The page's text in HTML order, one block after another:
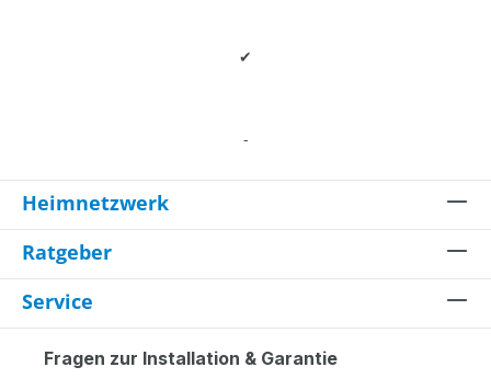
✔
-
Heimnetzwerk
Ratgeber
Service
Fragen zur Installation & Garantie